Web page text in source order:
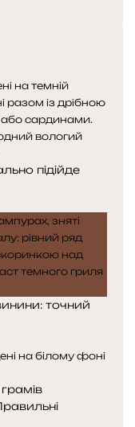
підійде
точний